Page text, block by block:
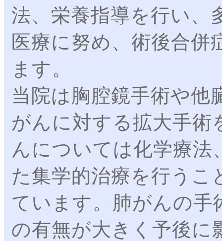
法、栄養指導を行い、
医療に努め、術後合併
ます。
当院は胸腔鏡手術や他
がんに対する拡大手術
んについては化学療法
た集学的治療を行うこ
ています。肺がんの手
の有無が大きく予後に